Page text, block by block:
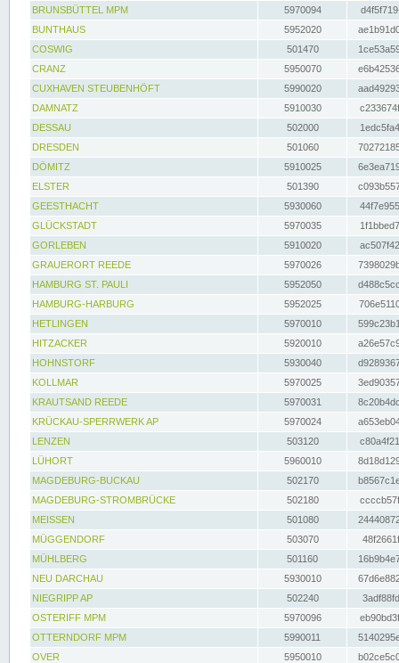
BRUNSBÜTTEL MPM
5970094
BUNTHAUS
5952020
COSWIG
501470
CRANZ
5950070
CUXHAVEN STEUBENHÖFT
5990020
DAMNATZ
5910030
DESSAU
502000
DRESDEN
501060
DÖMITZ
5910025
ELSTER
501390
GEESTHACHT
5930060
GLÜCKSTADT
5970035
GORLEBEN
5910020
GRAUERORT REEDE
5970026
HAMBURG ST. PAULI
5952050
HAMBURG-HARBURG
5952025
HETLINGEN
5970010
HITZACKER
5920010
HOHNSTORF
5930040
KOLLMAR
5970025
KRAUTSAND REEDE
5970031
KRÜCKAU-SPERRWERK AP
5970024
LENZEN
503120
LÜHORT
5960010
MAGDEBURG-BUCKAU
502170
MAGDEBURG-STROMBRÜCKE
502180
MEISSEN
501080
MÜGGENDORF
503070
MÜHLBERG
501160
NEU DARCHAU
5930010
NIEGRIPP AP
502240
OSTERIFF MPM
5970096
OTTERNDORF MPM
5990011
OVER
5950010